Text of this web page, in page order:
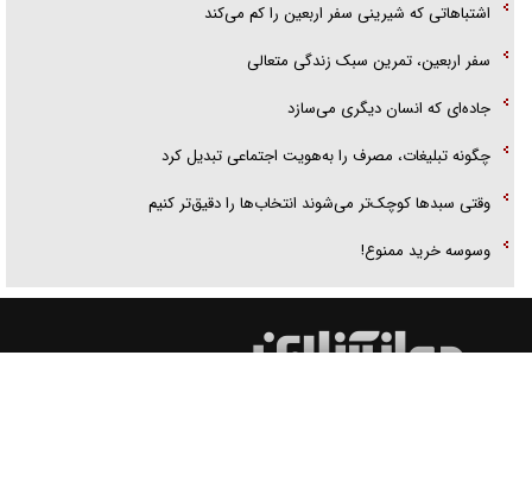
اشتباهاتی که شیرینی سفر اربعین را کم می‌کند
سفر اربعین، تمرین سبک زندگی متعالی
جاده‌ای که انسان دیگری می‌سازد
چگونه تبلیغات، مصرف را به‌هویت اجتماعی تبدیل کرد
وقتی سبد‌ها کوچک‌تر می‌شوند انتخاب‌ها را دقیق‌تر کنیم
وسوسه خرید ممنوع!